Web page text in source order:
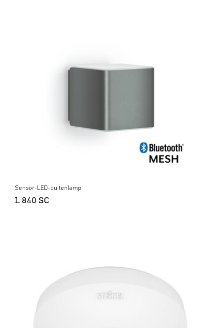
Sensor-LED-buitenlamp
L 840 SC